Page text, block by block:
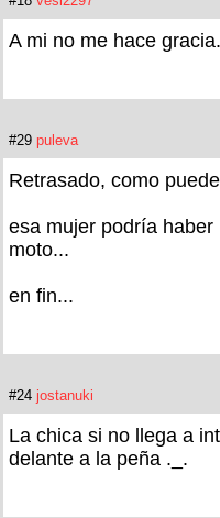
A mi no me hace
#29 puleva
Retrasado, como
esa mujer podría
moto...
en fin...
#24 jostanuki
La chica si no llega a
delante a la peña ._.